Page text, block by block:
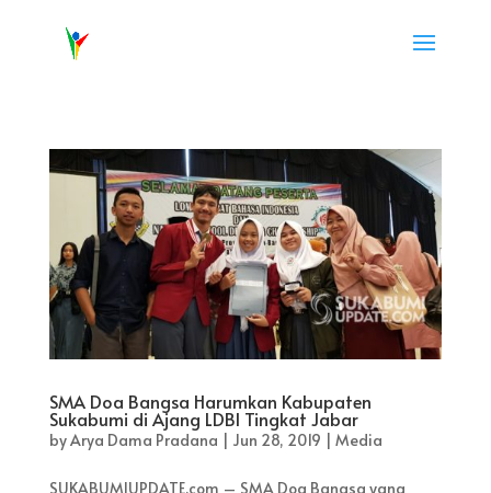
SMA Doa Bangsa Harumkan Kabupaten
Sukabumi di Ajang LDBI Tingkat Jabar
byArya Dama Pradana | Jun 28, 2019 | Media
SUKABUMIUPDATE.com – SMA Doa Bangsa yang